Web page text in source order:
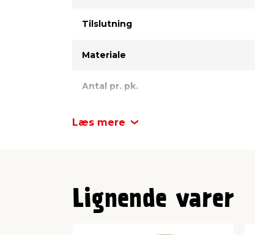
Tilslutning
Materiale
Antal pr. pk.
Læs mere
Lignende varer